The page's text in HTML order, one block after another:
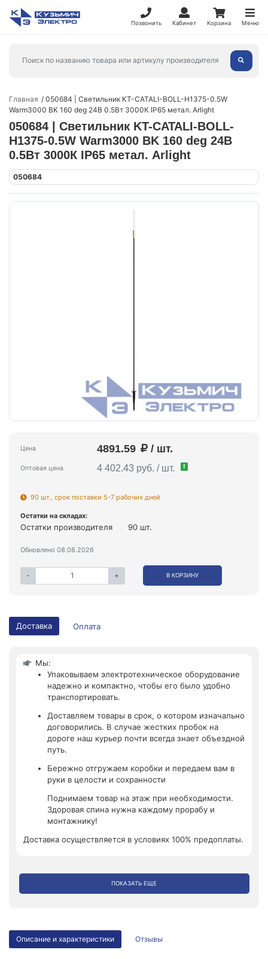
Позвонить Кабинет Корзина Меню
Главная
050684 | Светильник KT-CATALI-BOLL-H1375-0.5W
Warm3000 BK 160 deg 24В 0.5Вт 3000К IP65 метал. Arlight
050684 | Светильник KT-CATALI-BOLL-
H1375-0.5W Warm3000 BK 160 deg 24В
0.5Вт 3000К IP65 метал. Arlight
050684
Цена 4891.59 / шт.
Оптовая цена 4 402.43 руб. / шт. !
90 шт., срок поставки 5-7 рабочих дней
Остатки на складах:
Остатки производителя 90 шт.
Обновлено 08.08.2026
- + В КОРЗИНУ
Доставка Оплата
Мы:
Упаковываем электротехническое оборудование
надежно и компактно, чтобы его было удобно
транспортировать.
Доставляем товары в срок, о котором изначально
договорились. В случае жестких пробок на
дороге наш курьер почти всегда знает объездной
путь.
Бережно отгружаем коробки и передаем вам в
руки в целости и сохранности
Поднимаем товар на этаж при необходимости.
Здоровая спина нужна каждому прорабу и
монтажнику!
Доставка осуществляется в условиях 100% предоплаты.
ПОКАЗАТЬ ЕЩЕ
Описание и характеристики Отзывы